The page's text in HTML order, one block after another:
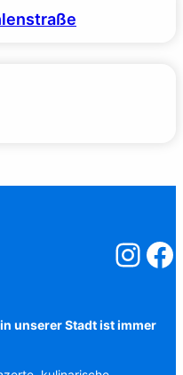
unserer Stadt ist immer